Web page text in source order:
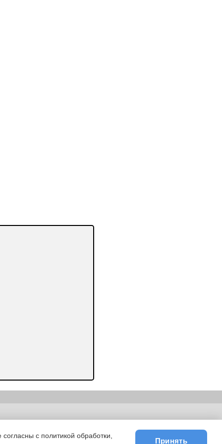
|E-mail
с политикой обработки,
Принять